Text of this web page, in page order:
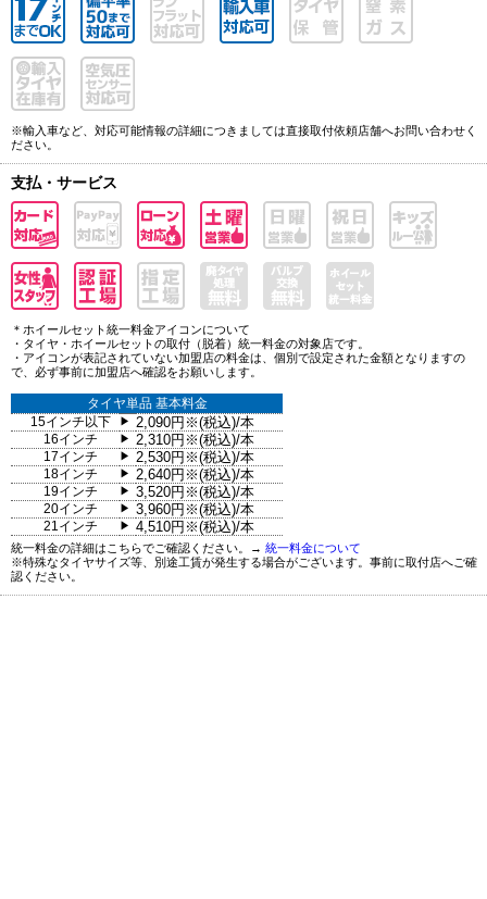
※輸入車など、対応可能情報の詳細につきましては直接取付依頼店舗へお問い合わせく
ださい。
支払・サービス
＊ホイールセット統一料金アイコンについて
・タイヤ・ホイールセットの取付（脱着）統一料金の対象店です。
・アイコンが表記されていない加盟店の料金は、個別で設定された金額となりますの
で、必ず事前に加盟店へ確認をお願いします。
タイヤ単品 基本料金
15インチ以下
▶ 2,090円※(税込)/本
16インチ ▶ 2,310円※(税込)/本
17インチ ▶ 2,530円※(税込)/本
18インチ ▶ 2,640円※(税込)/本
19インチ ▶ 3,520円※(税込)/本
20インチ ▶ 3,960円※(税込)/本
21インチ ▶ 4,510円※(税込)/本
統一料金の詳細はこちらでご確認ください。→ 統一料金について
※特殊なタイヤサイズ等、別途工賃が発生する場合がございます。事前に取付店へご確
認ください。